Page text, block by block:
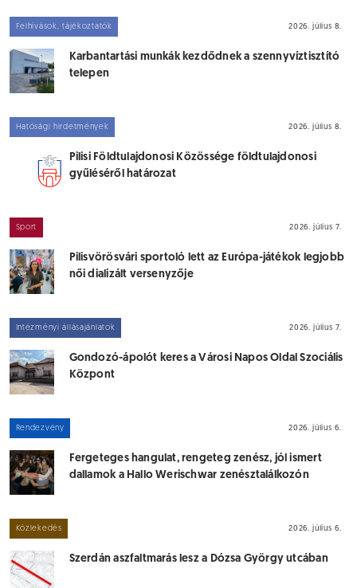
Felhívások, tájékoztatók 2026. július 8.
Karbantartási munkák kezdődnek a szennyvíztisztító
telepen
Hatósági hirdetmények 2026. július 8.
Pilisi Földtulajdonosi Közössége földtulajdonosi
gyűléséről határozat
Sport 2026. július 7.
Pilisvörösvári sportoló lett az Európa-játékok legjobb
női dializált versenyzője
Intézményi állásajánlatok 2026. július 7.
Gondozó-ápolót keres a Városi Napos Oldal Szociális
Központ
Rendezvény 2026. július 6.
Fergeteges hangulat, rengeteg zenész, jól ismert
dallamok a Hallo Werischwar zenésztalálkozón
Közlekedés 2026. július 6.
Szerdán aszfaltmarás lesz a Dózsa György utcában